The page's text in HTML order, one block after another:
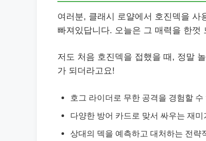
여러분, 클래시 로얄에서 호진덱을 사
빠져있답니다. 오늘은 그 매력을 한껏
저도 처음 호진덱을 접했을 때, 정말
가 되더라고요!
호그 라이더로 무한 공격을 경험할 수
다양한 방어 카드로 맞서 싸우는 재미
상대의 덱을 예측하고 대처하는 전략